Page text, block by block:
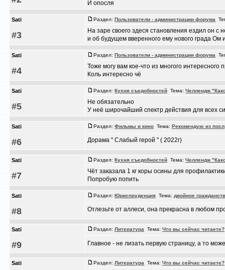
И опосля
Sati
#3
Раздел: Пользователи - администрации форума
На заре своего здеся становления ездил он
и об будущем вверенного ему нового града Ом
Sati
#4
Раздел: Пользователи - администрации форума
Тоже могу вам кое-что из многого
Коль интересно чё
Sati
#5
Раздел: Кухня съедобностей Тема: Челлендж
Не обязательно
У неё широчайший спектр действия для всех
Sati
#6
Раздел: Фильмы и кино Тема: Рекомендую из
Дорама " Слабый герой " ( 2022г)
Sati
#7
Раздел: Кухня съедобностей Тема: Челлендж
Чёт заказала 1 кг коры осины для
Попробую попить
Sati
#8
Раздел: Юриспруденция Тема: двойное
Отлезьте от аллеси, она прекрасна в любом
Sati
#9
Раздел: Литература Тема: Что вы сейчас читаете?
Главное - не лизать первую страницу, а то
Sati Раздел: Литература Тема: Что вы сейчас читаете?